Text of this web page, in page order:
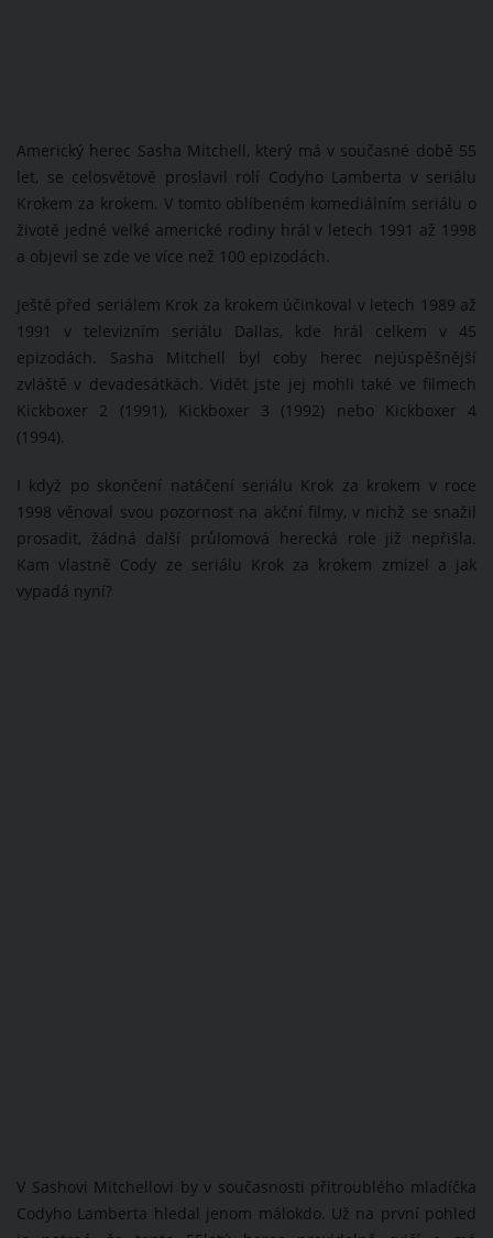
Americký herec Sasha Mitchell, který má v současné době 55
let, se celosvětově proslavil rolí Codyho Lamberta v seriálu
Krokem za krokem. V tomto oblíbeném komediálním seriálu o
životě jedné velké americké rodiny hrál v letech 1991 až 1998
a objevil se zde ve více než 100 epizodách.
Ještě před seriálem Krok za krokem účinkoval v letech 1989 až
1991 v televizním seriálu Dallas, kde hrál celkem v 45
epizodách. Sasha Mitchell byl coby herec nejúspěšnější
zvláště v devadesátkách. Vidět jste jej mohli také ve filmech
Kickboxer 2 (1991), Kickboxer 3 (1992) nebo Kickboxer 4
(1994).
I když po skončení natáčení seriálu Krok za krokem v roce
1998 věnoval svou pozornost na akční filmy, v nichž se snažil
prosadit, žádná další průlomová herecká role již nepřišla.
Kam vlastně Cody ze seriálu Krok za krokem zmizel a jak
vypadá nyní?
V Sashovi Mitchellovi by v současnosti přitroublého mladíčka
Codyho Lamberta hledal jenom málokdo. Už na první pohled